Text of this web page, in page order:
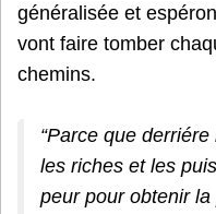
généralisée et
vont faire tomber
chemins.
“Parce que
les riches et les
peur pour obtenir